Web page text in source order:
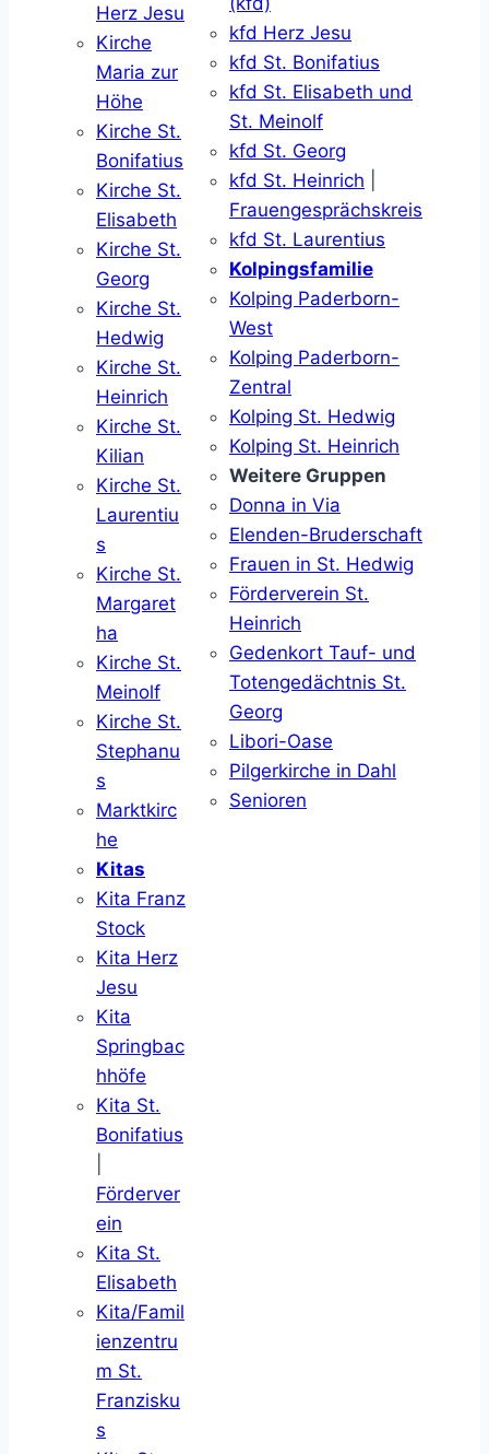
Herz Jesu
Kirche
Maria zur
Höhe
Kirche St.
Bonifatius
Kirche St.
Elisabeth
Kirche St.
Georg
Kirche St.
Hedwig
Kirche St.
Heinrich
Kirche St.
Kilian
Kirche St.
Laurentiu
s
Kirche St.
Margaret
ha
Kirche St.
Meinolf
Kirche St.
Stephanu
s
Marktkirc
he
Kitas
Kita Franz
Stock
Kita Herz
Jesu
Kita
Springbac
hhöfe
Kita St.
Bonifatius
Förderver
ein
Kita St.
Elisabeth
Kita/Famil
ienzentru
m St.
Franzisku
s
kfd Herz Jesu
kfd St. Bonifatius
kfd St. Elisabeth und
St. Meinolf
kfd St. Georg
kfd St. Heinrich
Frauengesprächskreis
kfd St. Laurentius
Kolpingsfamilie
Kolping Paderborn-
West
Kolping Paderborn-
Zentral
Kolping St. Hedwig
Kolping St. Heinrich
Weitere Gruppen
Donna in Via
Elenden-Bruderschaft
Frauen in St. Hedwig
Förderverein St.
Heinrich
Gedenkort Tauf- und
Totengedächtnis St.
Georg
Libori-Oase
Pilgerkirche in Dahl
Senioren